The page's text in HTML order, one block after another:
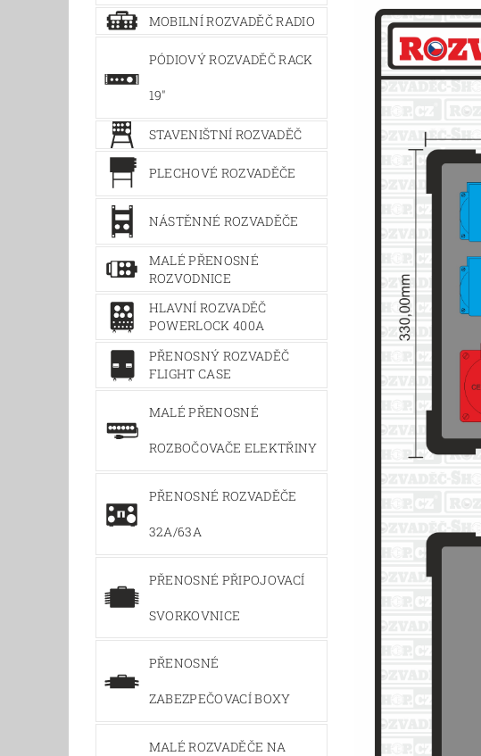
MOBILNÍ ROZVADĚČ RADIO
PÓDIOVÝ ROZVADĚČ RACK
19"
STAVENIŠTNÍ ROZVADĚČ
PLECHOVÉ ROZVADĚČE
NÁSTĚNNÉ ROZVADĚČE
MALÉ PŘENOSNÉ
ROZVODNICE
HLAVNÍ ROZVADĚČ
POWERLOCK 400A
PŘENOSNÝ ROZVADĚČ
FLIGHT CASE
MALÉ PŘENOSNÉ
ROZBOČOVAČE ELEKTŘINY
PŘENOSNÉ ROZVADĚČE
32A/63A
PŘENOSNÉ PŘIPOJOVACÍ
SVORKOVNICE
PŘENOSNÉ
ZABEZPEČOVACÍ BOXY
MALÉ ROZVADĚČE NA